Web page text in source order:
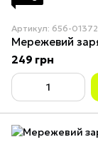
Артикул: 656-01372
249 грн